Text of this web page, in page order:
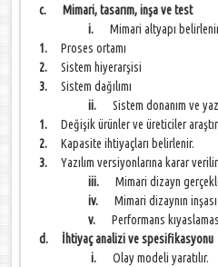
c. Mimari, tasarım, inşa ve test
i.Mimari altyapı
1.Proses ortamı
2.Sistem hiyerarşisi
3.Sistem dağılımı
ii.Sistem donanım ve
1.Değişik ürünler ve üreticiler
2.Kapasite ihtiyaçları belirlenir.
3.Yazılım versiyonlarına karar verilir.
iii.Mimari dizayn
iv.Mimari dizaynın
v.Performans
d. İhtiyaç analizi ve spesifikasyonu
i.Olay modeli yaratılır.